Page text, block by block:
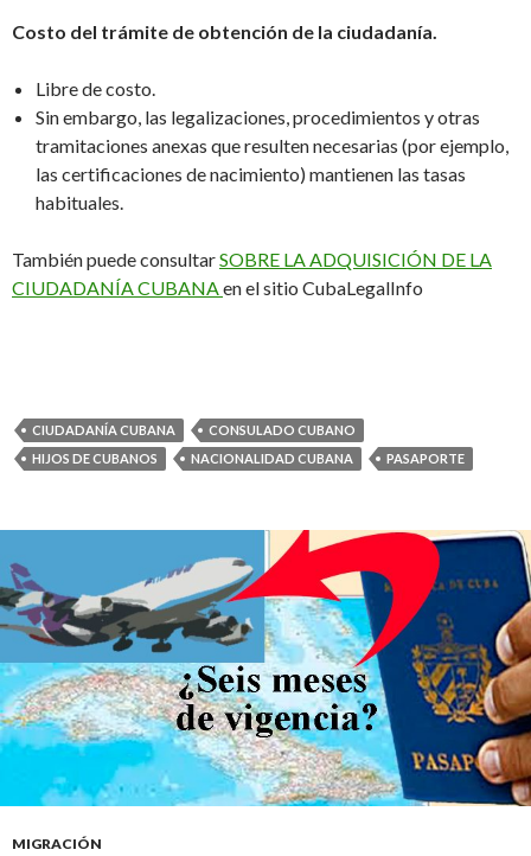
Costo del trámite de obtención de la ciudadanía.
Libre de costo.
Sin embargo, las legalizaciones, procedimientos y otras
tramitaciones anexas que resulten necesarias (por ejemplo,
las certificaciones de nacimiento) mantienen las tasas
habituales.
También puede consultarSOBRE LA ADQUISICIÓN DE LA
CIUDADANÍA CUBANA en el sitio CubaLegalInfo
CIUDADANÍA CUBANA
CONSULADO CUBANO
HIJOS DE CUBANOS
NACIONALIDAD CUBANA PASAPORTE
MIGRACIÓN